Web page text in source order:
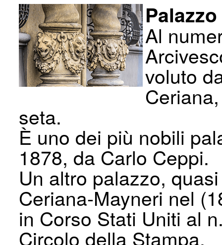
Al
voluto
seta.
È uno dei più nobili
1878, da Carlo Ceppi.
Un altro palazzo,
Ceriana-Mayneri nel
in Corso Stati Uniti al
Circolo della Stampa.